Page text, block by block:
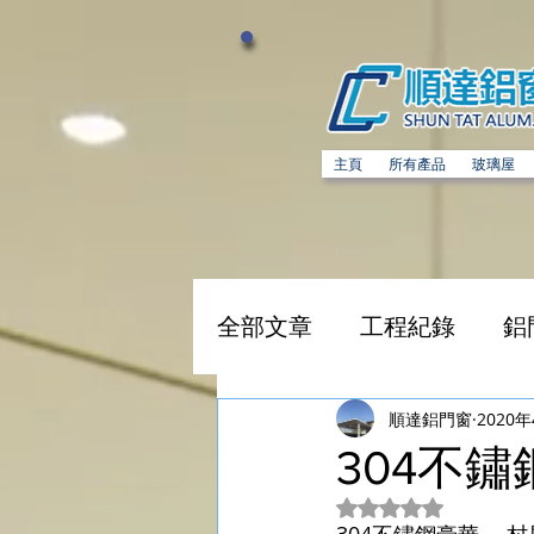
主頁 所有產品 玻璃屋
全部文章 工程紀錄 鋁
不銹鋼閘 精選工程
304不鏽
順達鋁門窗 2020
評等為 NaN（最